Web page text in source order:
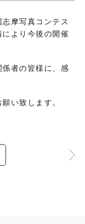
摩写真コンテス
より今後の開催
者の皆様に、感
い致します。